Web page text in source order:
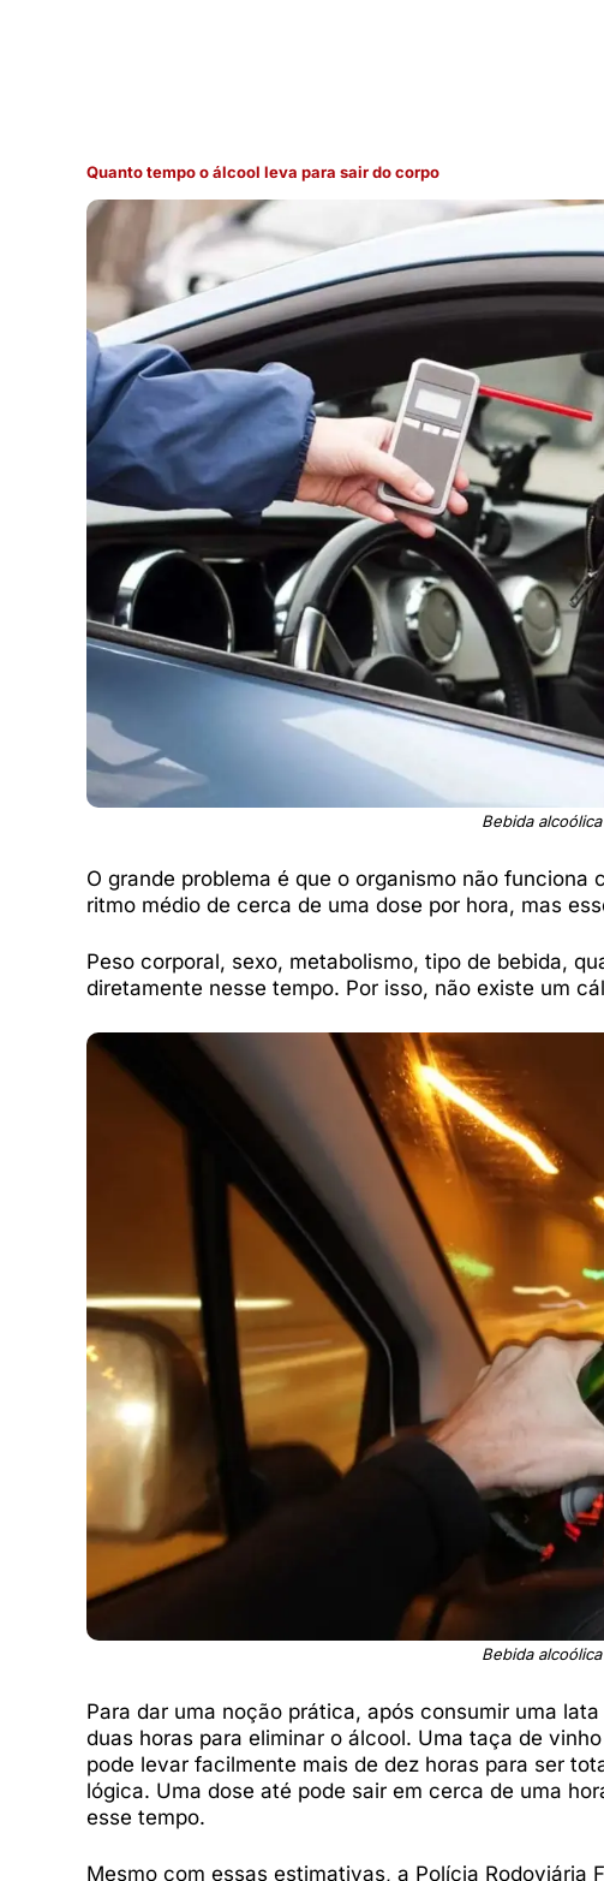
Quanto tempo o álcool leva para sair do corpo
Bebida
O grande problema é que o organismo não
ritmo médio de cerca de uma dose por hora, mas
Peso corporal, sexo, metabolismo, tipo de bebida,
diretamente nesse tempo. Por isso, não existe um
Bebida
Para dar uma noção prática, após consumir uma
duas horas para eliminar o álcool. Uma taça de
pode levar facilmente mais de dez horas para ser
lógica. Uma dose até pode sair em cerca de uma
esse tempo.
Mesmo com essas estimativas, a Polícia Rodoviária